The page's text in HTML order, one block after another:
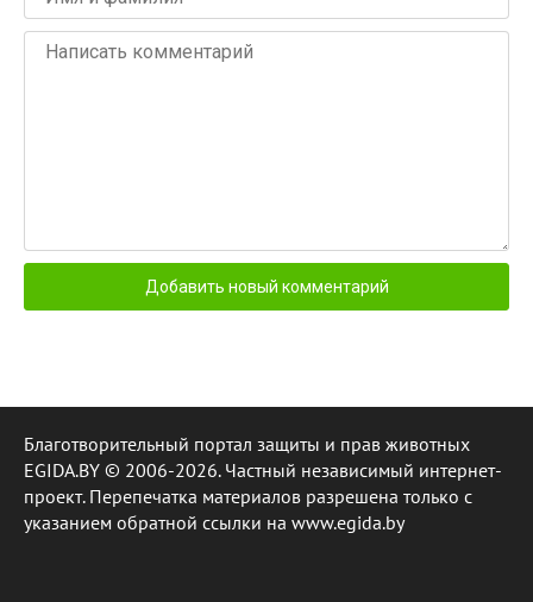
Благотворительный портал защиты и прав животных
EGIDA.BY © 2006-2026. Частный независимый интернет-
проект. Перепечатка материалов разрешена только с
указанием обратной ссылки на www.egida.by